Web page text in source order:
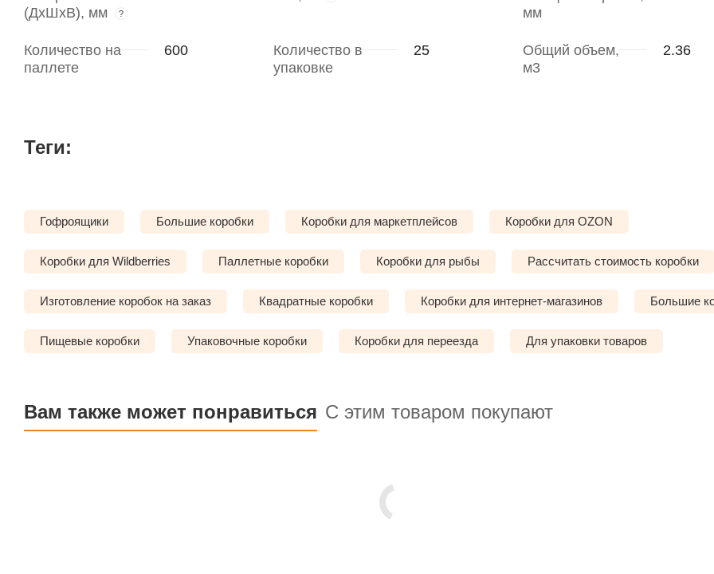
(ДхШхВ), мм
?
мм
Количество на
паллете
600
Количество в
упаковке
25
Общий объем,
м3
2.36
Теги:
Гофроящики Большие коробки Коробки для маркетплейсов Коробки для OZON
Коробки для Wildberries Паллетные коробки Коробки для рыбы Рассчитать стоимость коробки
Изготовление коробок на заказ Квадратные коробки Коробки для интернет-магазинов Большие
Пищевые коробки Упаковочные коробки Коробки для переезда Для упаковки товаров
Вам также может понравиться С этим товаром покупают